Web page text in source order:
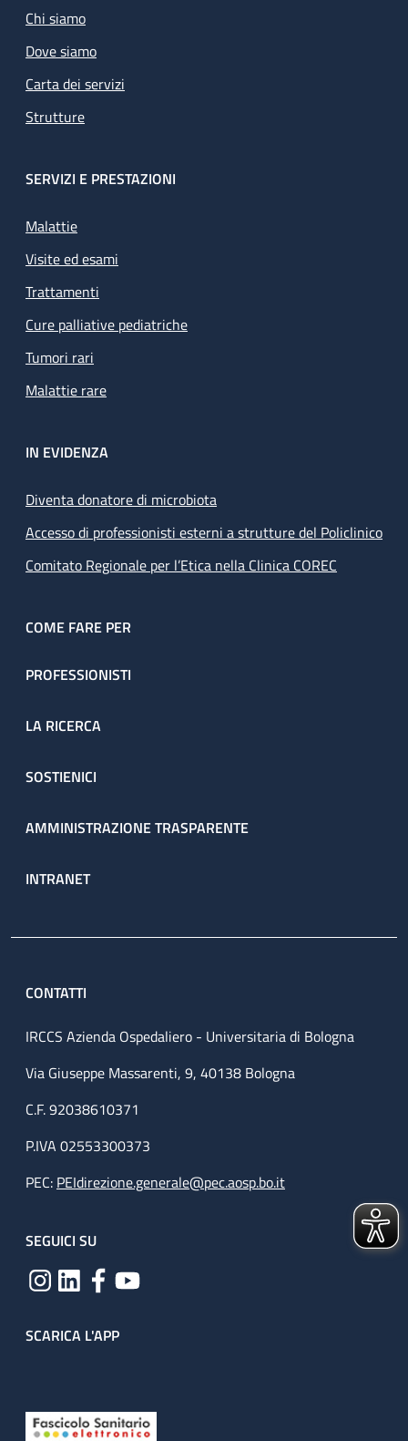
Chi siamo
Dove siamo
Carta dei servizi
Strutture
SERVIZI E PRESTAZIONI
Malattie
Visite ed esami
Trattamenti
Cure palliative pediatriche
Tumori rari
Malattie rare
IN EVIDENZA
Diventa donatore di microbiota
Accesso di professionisti esterni a strutture del Policlinico
Comitato Regionale per l’Etica nella Clinica COREC
COME FARE PER
PROFESSIONISTI
LA RICERCA
SOSTIENICI
AMMINISTRAZIONE TRASPARENTE
INTRANET
CONTATTI
IRCCS Azienda Ospedaliero - Universitaria di Bologna
Via Giuseppe Massarenti, 9, 40138 Bologna
C.F. 92038610371
P.IVA 02553300373
PEC: PEIdirezione.generale@pec.aosp.bo.it
SEGUICI SU
SCARICA L'APP